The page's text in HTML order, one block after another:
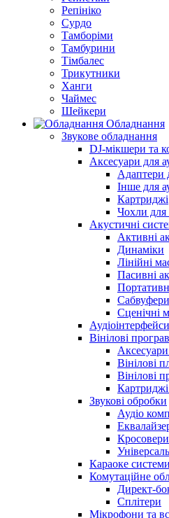
Репініко
Сурдо
Тамборіми
Тамбурини
Тімбалес
Трикутники
Ханги
Чаймес
Шейкери
Обладнання
Звукове обладнання
DJ-мікшери та
Аксесуари для
Адаптери
Інше для
Картриджі
Чохли для
Акустичні
Активні
Динаміки
Лінійні
Пасивні
Сабвуфери
Сценічні
Аудіоінтерфейси
Вінілові
Аксесуари
Вінілові
Вінілові
Картриджі
Звукові обробки
Аудіо
Кросовери
Караоке
Комутаційне
Директ-
Сплітери
Мікрофони та